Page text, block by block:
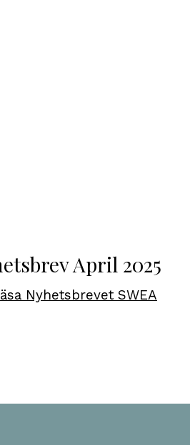
April 2025
Nyhetsbrevet SWEA